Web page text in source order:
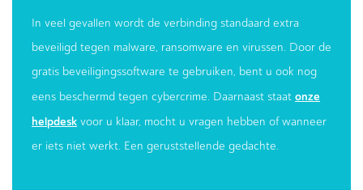
In veel gevallen wordt de verbinding standaard extra
beveiligd tegen malware, ransomware en virussen. Door de
gratis beveiligingssoftware te gebruiken, bent u ook nog
eens beschermd tegen cybercrime. Daarnaast staat onze
helpdesk voor u klaar, mocht u vragen hebben of wanneer
er iets niet werkt. Een geruststellende gedachte.